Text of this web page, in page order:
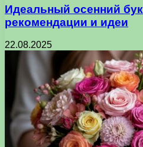
Идеальный осенний
рекомендации и идеи
22.08.2025